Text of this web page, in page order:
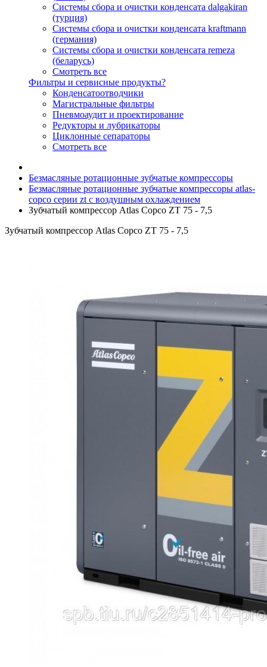
Системы сбора и очистки конденсата dalgakiran
(турция)
Системы сбора и очистки конденсата kraftmann
(германия)
Системы сбора и очистки конденсата remeza
(беларусь)
Смотреть все
Фильтры и сервисные продукты?
Конденсатоотводчики
Магистральные фильтры
Пневмоаудит и проектирование
Редукторы и лубрикаторы
Циклонные сепараторы
Смотреть все
Безмасляные ротационные зубчатые компрессоры
Безмасляные ротационные зубчатые компрессоры atlas-
copco серии zt с воздушным охлаждением
Зубчатый компрессор Atlas Copco ZT 75 - 7,5
Зубчатый компрессор Atlas Copco ZT 75 - 7,5